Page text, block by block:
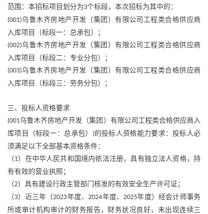
范围：本招标项目划分为3个标段，本次招标为其中的：
(001)乌鲁木齐房地产开发（集团）有限公司工程类合格供应商
入库项目（标段一：总承包）；
(002)乌鲁木齐房地产开发（集团）有限公司工程类合格供应商
入库项目（标段二：专业分包）；
(003)乌鲁木齐房地产开发（集团）有限公司工程类合格供应商
入库项目（标段三：劳务分包）；
三、投标人资格要求
(001乌鲁木齐房地产开发（集团）有限公司工程类合格供应商入
库项目（标段一：总承包） )的投标人资格能力要求：投标人必
须满足以下全部基本资格条件：
（1）在中华人民共和国境内依法注册，具有独立法人资格，持
有有效的营业执照；
（2）具有建设行政主管部门核发的有效安全生产许可证；
（3）近三年（2023年度、2024年度、2025年度）经会计师事务
所或审计机构审计的财务报告，财务状况良好，未出现连续三